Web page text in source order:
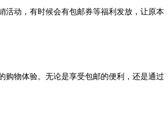
活动，有时候会有包邮券等福利发放，让原本
购物体验。无论是享受包邮的便利，还是通过